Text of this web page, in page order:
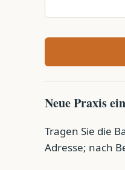
Neue Praxis
Tragen Sie die
Adresse; nach